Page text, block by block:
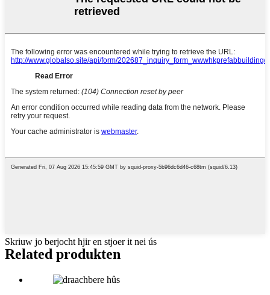
Skriuw jo berjocht hjir en stjoer it nei ús
Related produkten